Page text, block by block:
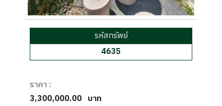
รหัสทรัพย์
4635
ราคา :
3,300,000.00 บาท